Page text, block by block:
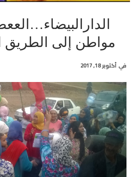
مواطن إلى الطريق
في أكتوبر 18, 2017